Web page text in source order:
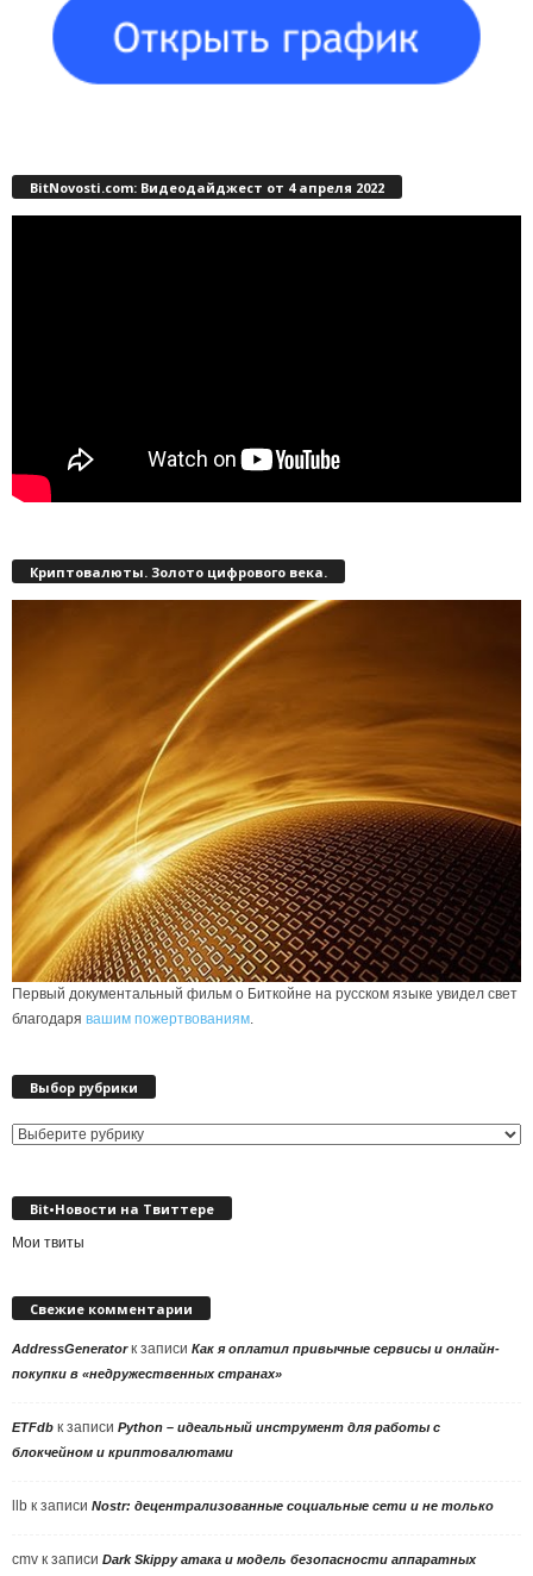
BitNovosti.com: Видеодайджест от 4 апреля 2022
Криптовалюты. Золото цифрового века.
Первый документальный фильм о Биткойне на русском языке увидел свет
благодаря вашим пожертвованиям
Выбор рубрики
Выбор
Bit•Новости на Твиттере
Мои твиты
Свежие комментарии
AddressGeneratorк записи Как я оплатил привычные сервисы и онлайн-
покупки в «недружественных странах»
ETFdb к записи Python – идеальный инструмент для работы с
блокчейном и криптовалютами
llb к записи Nostr: децентрализованные социальные сети и не только
cmv к записи Dark Skippy атака и модель безопасности аппаратных